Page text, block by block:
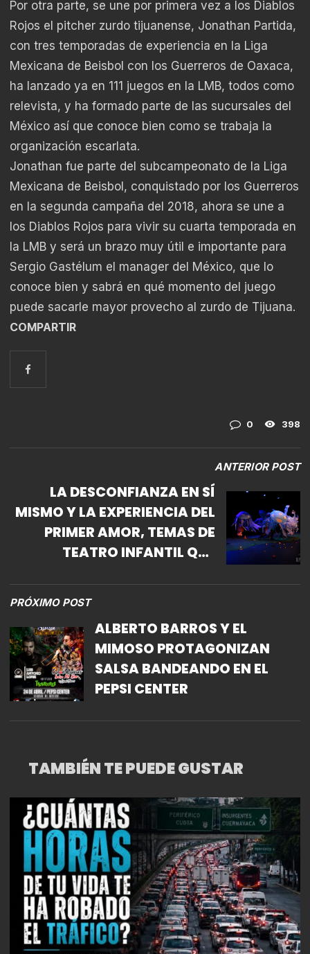
Por otra parte, se une por primera vez a los Diablos
Rojos el pitcher zurdo tijuanense, Jonathan Partida,
con tres temporadas de experiencia en la Liga
Mexicana de Beisbol con los Guerreros de Oaxaca,
ha lanzado ya en 111 juegos en la LMB, todos como
relevista, y ha formado parte de las sucursales del
México así que conoce bien como se trabaja la
organización escarlata.
Jonathan fue parte del subcampeonato de la Liga
Mexicana de Beisbol, conquistado por los Guerreros
en la segunda campaña del 2018, ahora se une a
los Diablos Rojos para vivir su cuarta temporada en
la LMB y será un brazo muy útil e importante para
Sergio Gastélum el manager del México, que lo
conoce bien y sabrá en qué momento del juego
puede sacarle mayor provecho al zurdo de Tijuana.
COMPARTIR
0 398
ANTERIOR POST
LA DESCONFIANZA EN SÍ
MISMO Y LA EXPERIENCIA DEL
PRIMER AMOR, TEMAS DE
TEATRO INFANTIL QUE
PRÓXIMO POST
ALBERTO BARROS Y EL
MIMOSO PROTAGONIZAN
SALSA BANDEANDO EN EL
PEPSI CENTER
TAMBIÉN TE PUEDE GUSTAR